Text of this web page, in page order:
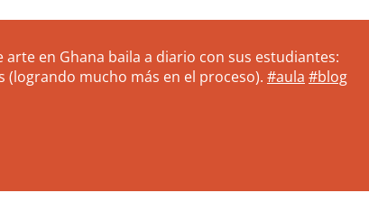
en Ghana baila a diario con sus estudiantes:
(logrando mucho más en el proceso). #aula #blog